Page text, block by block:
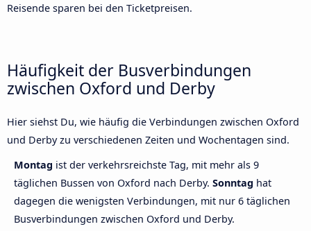
Reisende sparen bei den Ticketpreisen.
Häufigkeit der Busverbindungen
zwischen Oxford und Derby
Hier siehst Du, wie häufig die Verbindungen zwischen Oxford
und Derby zu verschiedenen Zeiten und Wochentagen sind.
Montag ist der verkehrsreichste Tag, mit mehr als 9
täglichen Bussen von Oxford nach Derby. Sonntag hat
dagegen die wenigsten Verbindungen, mit nur 6 täglichen
Busverbindungen zwischen Oxford und Derby.